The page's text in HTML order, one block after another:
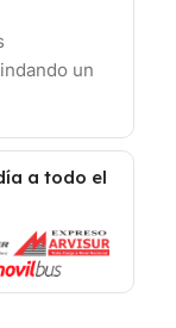
un
a todo el